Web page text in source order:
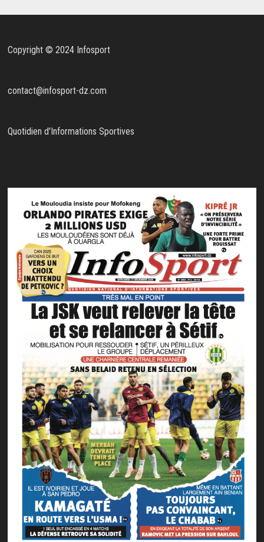
Copyright © 2024 Infosport
contact@infosport-dz.com
Quotidien d'Informations Sportives